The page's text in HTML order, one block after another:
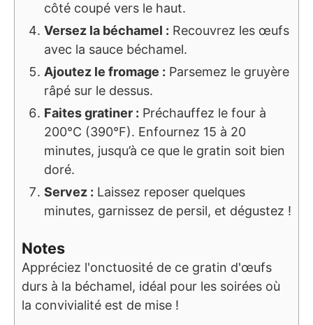
côté coupé vers le haut.
Versez la béchamel : Recouvrez les œufs
avec la sauce béchamel.
Ajoutez le fromage : Parsemez le gruyère
râpé sur le dessus.
Faites gratiner : Préchauffez le four à
200°C (390°F). Enfournez 15 à 20
minutes, jusqu’à ce que le gratin soit bien
doré.
Servez : Laissez reposer quelques
minutes, garnissez de persil, et dégustez !
Notes
Appréciez l'onctuosité de ce gratin d'œufs
durs à la béchamel, idéal pour les soirées où
la convivialité est de mise !